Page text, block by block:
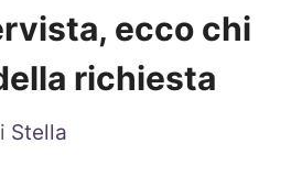
ecco chi
richiesta
Stella